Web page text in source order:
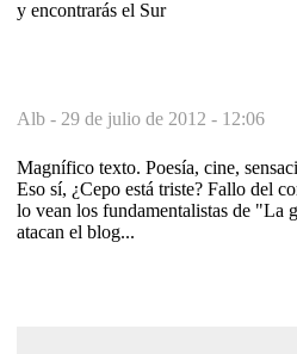
y encontrarás el Sur
Alb - 29 de julio de 2012 - 12:06
Magnífico texto. Poesía, cine,
Eso sí, ¿Cepo está triste? Fallo del
lo vean los fundamentalistas de "La
atacan el blog...